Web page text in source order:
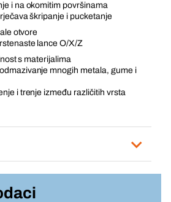
i na okomitim površinama
škripanje i pucketanje
otvore
lance O/X/Z
s materijalima
mnogih metala, gume i
i trenje između različitih vrsta